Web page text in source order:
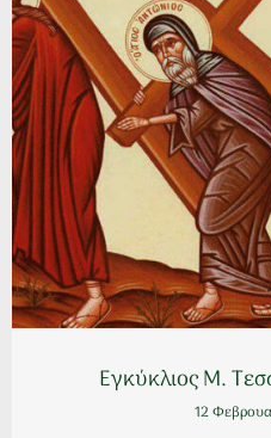
Εγκύκλιος Μ.
12